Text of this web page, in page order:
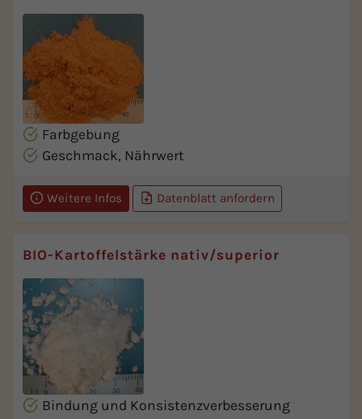
Farbgebung
Geschmack, Nährwert
Weitere Infos Datenblatt anfordern
BIO-Kartoffelstärke nativ/superior
Bindung und Konsistenzverbesserung